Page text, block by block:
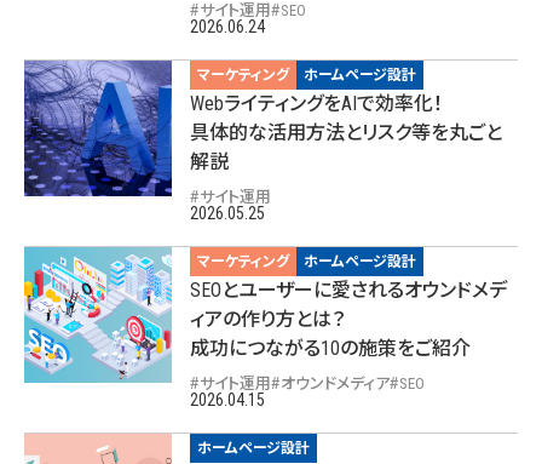
サイト運用 SEO
2026.06.24
マーケティング ホームページ設計
WebライティングをAIで効率化！
具体的な活用方法とリスク等を丸ごと
解説
サイト運用
2026.05.25
マーケティング ホームページ設計
SEOとユーザーに愛されるオウンドメデ
ィアの作り方とは？
成功につながる10の施策をご紹介
サイト運用 オウンドメディア SEO
2026.04.15
ホームページ設計